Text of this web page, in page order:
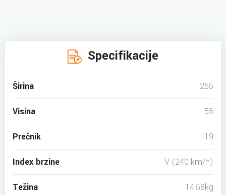
Specifikacije
Širina 255
Visina 55
Prečnik 19
Index brzine V (240 km/h)
Težina 14.58kg